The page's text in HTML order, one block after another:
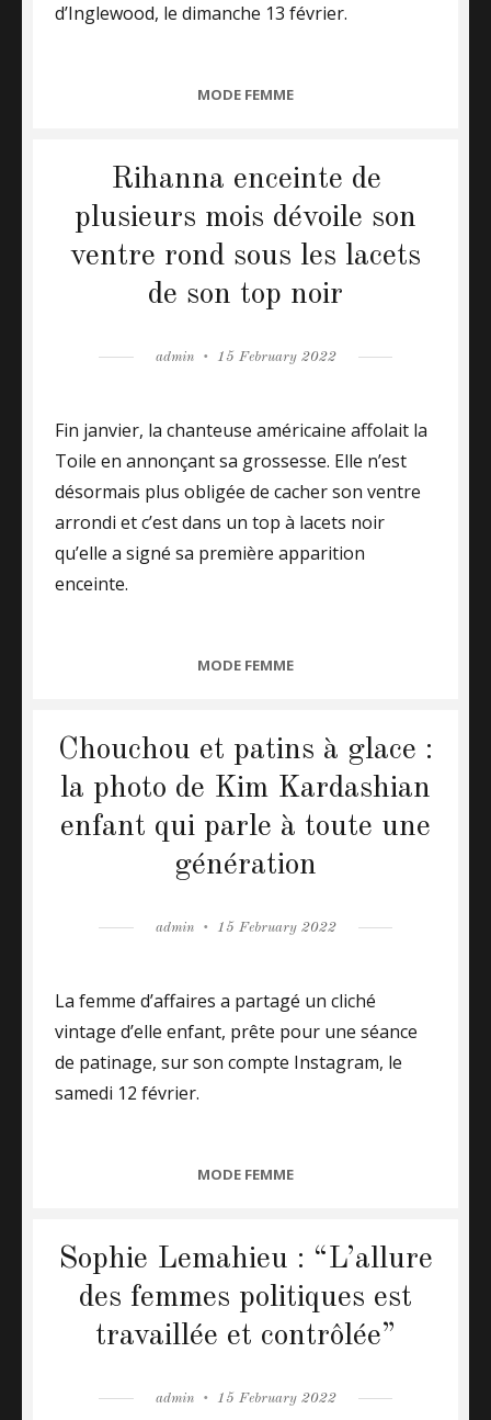
d’Inglewood, le dimanche 13 février.
CATEGORIES
MODE FEMME
Rihanna enceinte de
plusieurs mois dévoile son
ventre rond sous les lacets
de son top noir
Author
admin
Posted
15 February 2022
Fin janvier, la chanteuse américaine affolait la
Toile en annonçant sa grossesse. Elle n’est
désormais plus obligée de cacher son ventre
arrondi et c’est dans un top à lacets noir
qu’elle a signé sa première apparition
enceinte.
CATEGORIES
MODE FEMME
Chouchou et patins à glace :
la photo de Kim Kardashian
enfant qui parle à toute une
génération
Author
admin
Posted
15 February 2022
La femme d’affaires a partagé un cliché
vintage d’elle enfant, prête pour une séance
de patinage, sur son compte Instagram, le
samedi 12 février.
CATEGORIES
MODE FEMME
Sophie Lemahieu : “L’allure
des femmes politiques est
travaillée et contrôlée”
Author
admin
Posted
15 February 2022